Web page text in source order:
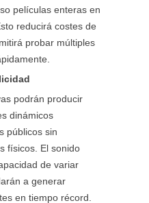
películas enteras en
reducirá costes de
probar múltiples
podrán producir
dinámicos
públicos sin
físicos. El sonido
de variar
a generar
en tiempo récord.